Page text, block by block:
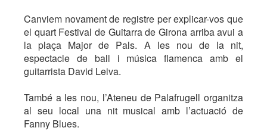
Canviem novament de registre per explicar-vos que
el quart Festival de Guitarra de Girona arriba avui a
la plaça Major de Pals. A les nou de la nit,
espectacle de ball i música flamenca amb el
guitarrista David Leiva.
També a les nou, l’Ateneu de Palafrugell organitza
al seu local una nit musical amb l’actuació de
Fanny Blues.